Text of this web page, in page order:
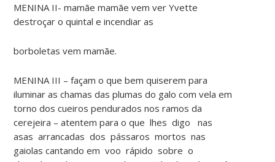
MENINA II- mamãe mamãe vem ver Yvette
destroçar o quintal e incendiar as
borboletas vem mamãe.
MENINA III – façam o que bem quiserem para
iluminar as chamas das plumas do galo com vela em
torno dos cueiros pendurados nos ramos da
cerejeira – atentem para o que lhes digo nas
asas arrancadas dos pássaros mortos nas
gaiolas cantando em voo rápido sobre o